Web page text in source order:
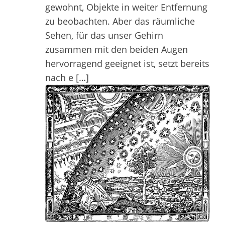
gewohnt, Objekte in weiter Entfernung
zu beobachten. Aber das räumliche
Sehen, für das unser Gehirn
zusammen mit den beiden Augen
hervorragend geeignet ist, setzt bereits
nach e […]